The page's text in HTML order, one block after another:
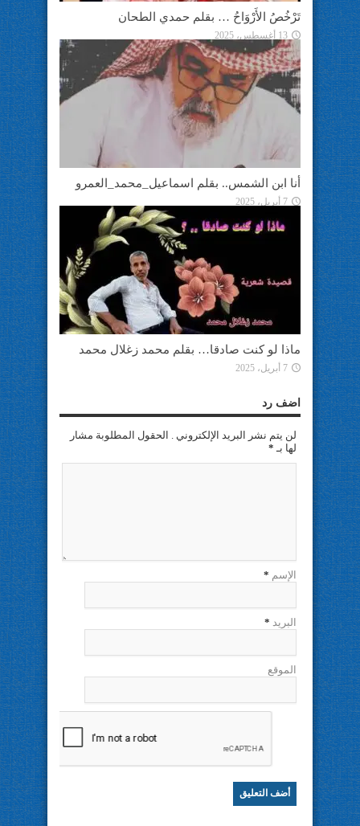
تَرْخُصُ الأَرْوَاحُ … بقلم حمدي الطحان
13 أغسطس، 2025
أنا ابن الشمس.. بقلم اسماعيل_محمد_العمرو
7 أبريل، 2025
ماذا لو كنت صادقا… بقلم محمد زغلال محمد
7 أبريل، 2025
اضف رد
لن يتم نشر البريد الإلكتروني . الحقول المطلوبة مشار
لها بـ *
الإسم *
البريد *
الموقع